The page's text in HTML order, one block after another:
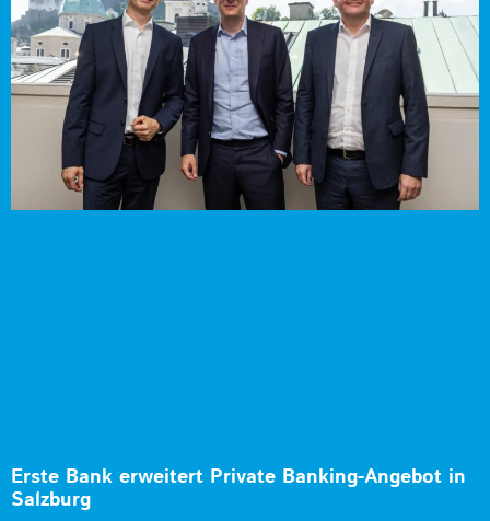
Erste Bank erweitert Private Banking-Angebot in
Salzburg